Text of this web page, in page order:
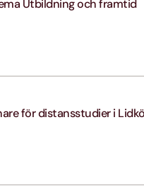
Utbildning och framtid
för distansstudier i